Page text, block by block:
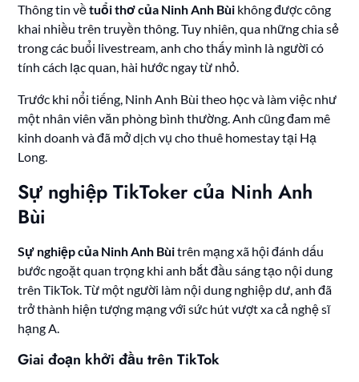
Thông tin vềtuổi thơ của Ninh Anh Bùi không được công
khai nhiều trên truyền thông. Tuy nhiên, qua những chia sẻ
trong các buổi livestream, anh cho thấy mình là người có
tính cách lạc quan, hài hước ngay từ nhỏ.
Trước khi nổi tiếng, Ninh Anh Bùi theo học và làm việc như
một nhân viên văn phòng bình thường. Anh cũng đam mê
kinh doanh và đã mở dịch vụ cho thuê homestay tại Hạ
Long.
Sự nghiệp TikToker của Ninh Anh
Bùi
Sự nghiệp của Ninh Anh Bùitrên mạng xã hội đánh dấu
bước ngoặt quan trọng khi anh bắt đầu sáng tạo nội dung
trên TikTok. Từ một người làm nội dung nghiệp dư, anh đã
trở thành hiện tượng mạng với sức hút vượt xa cả nghệ sĩ
hạng A.
Giai đoạn khởi đầu trên TikTok